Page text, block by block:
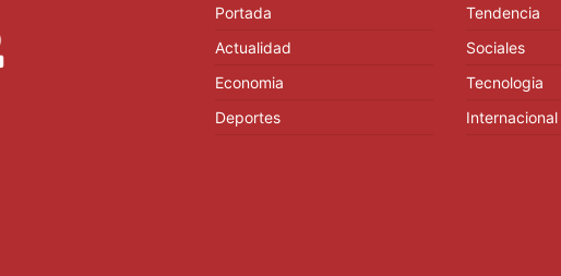
Portada
Actualidad
Economia
Deportes
Tendencia
Sociales
Tecnologia
Internacional